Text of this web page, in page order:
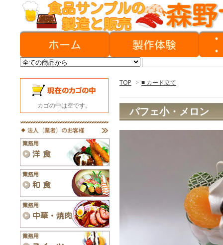
TOP > ■ カード立て
パフェ小・メロン
カゴの中は空です。